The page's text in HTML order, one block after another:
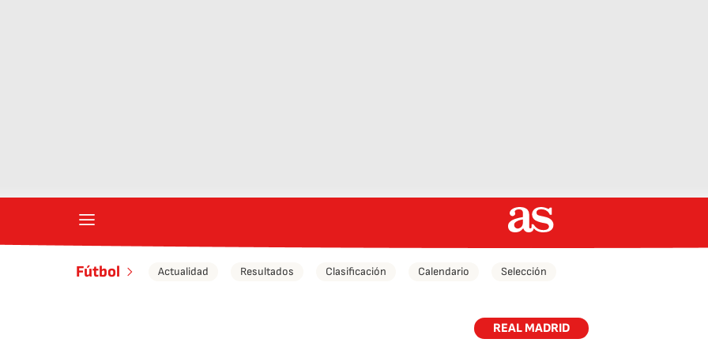
Fútbol Actualidad Resultados Clasificación Calendario Selección
REAL MADRID